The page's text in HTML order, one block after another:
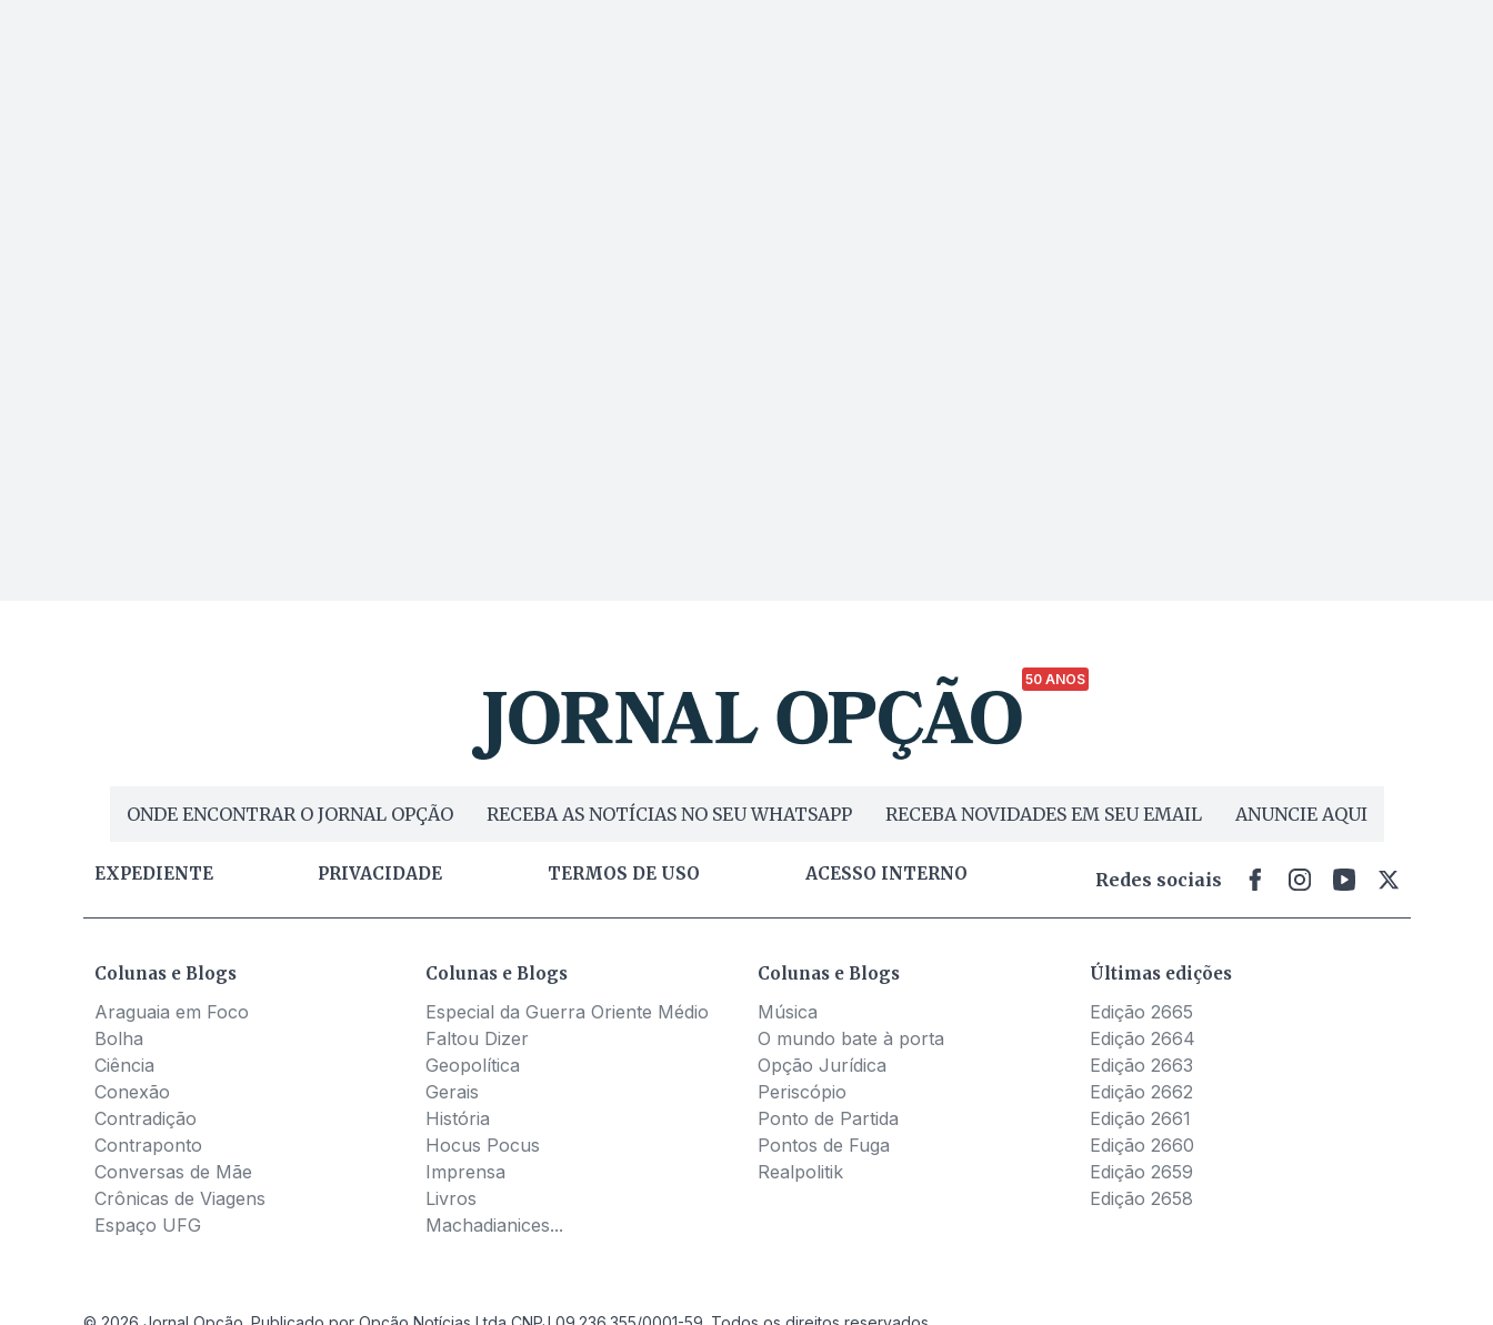
50 ANOS
ONDE ENCONTRAR O JORNAL OPÇÃO RECEBA AS NOTÍCIAS NO SEU WHATSAPP RECEBA NOVIDADES EM SEU EMAIL ANUNCIE AQUI
EXPEDIENTE PRIVACIDADE TERMOS DE USO ACESSO INTERNO Redes sociais
Colunas e Blogs
Araguaia em Foco
Bolha
Ciência
Conexão
Contradição
Contraponto
Conversas de Mãe
Crônicas de Viagens
Espaço UFG
Colunas e Blogs
Especial da Guerra Oriente Médio
Faltou Dizer
Geopolítica
Gerais
História
Hocus Pocus
Imprensa
Livros
Machadianices...
Colunas e Blogs
Música
O mundo bate à porta
Opção Jurídica
Periscópio
Ponto de Partida
Pontos de Fuga
Realpolitik
Últimas edições
Edição 2665
Edição 2664
Edição 2663
Edição 2662
Edição 2661
Edição 2660
Edição 2659
Edição 2658